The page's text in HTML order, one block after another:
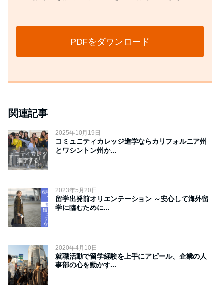
PDFをダウンロード
関連記事
2025年10月19日
コミュニティカレッジ進学ならカリフォルニア州
とワシントン州か...
2023年5月20日
留学出発前オリエンテーション ～安心して海外留
学に臨むために...
2020年4月10日
就職活動で留学経験を上手にアピール、企業の人
事部の心を動かす...